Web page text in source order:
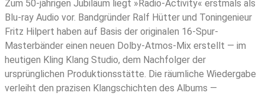
Zum 50-jährigen Jubiläum liegt »Radio-Activity« erstmals als
Blu-ray Audio vor. Bandgründer Ralf Hütter und Toningenieur
Fritz Hilpert haben auf Basis der originalen 16-Spur-
Masterbänder einen neuen Dolby-Atmos-Mix erstellt — im
heutigen Kling Klang Studio, dem Nachfolger der
ursprünglichen Produktionsstätte. Die räumliche Wiedergabe
verleiht den prazisen Klangschichten des Albums —